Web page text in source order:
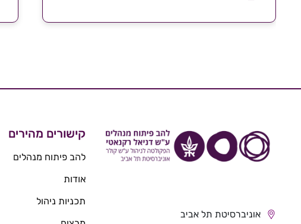
אוניברסיטת תל אביב
קישורים מהירים
להב פיתוח מנהלים
אודות
תכניות ניהול